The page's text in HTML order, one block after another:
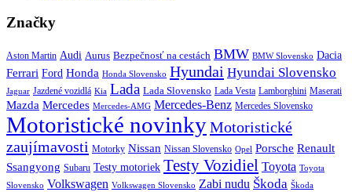
Značky
Aston Martin Audi Aurus Bezpečnosť na cestách BMW BMW Slovensko Dacia
Ferrari Ford Honda Honda Slovensko Hyundai Hyundai Slovensko
Jaguar Jazdené vozidlá Kia Lada Lada Slovensko Lada Vesta Lamborghini Maserati
Mazda Mercedes Mercedes-AMG Mercedes-Benz Mercedes Slovensko
Motoristické novinkyMotoristické
zaujímavosti Motorky Nissan Nissan Slovensko Opel Porsche Renault
Ssangyong Subaru Testy motoriek Testy Vozidiel Toyota Toyota
Slovensko Volkswagen Volkswagen Slovensko Zabi nudu Škoda Škoda